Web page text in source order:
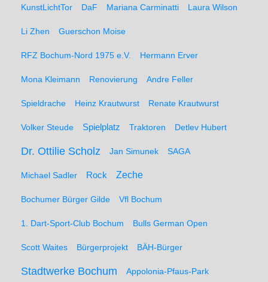
KunstLichtTor DaF Mariana Carminatti Laura Wilson
Li Zhen Guerschon Moise
RFZ Bochum-Nord 1975 e.V. Hermann Erver
Mona Kleimann Renovierung Andre Feller
Spieldrache Heinz Krautwurst Renate Krautwurst
Volker Steude Spielplatz Traktoren Detlev Hubert
Dr. Ottilie Scholz Jan Simunek SAGA
Michael Sadler Rock Zeche
Bochumer Bürger Gilde Vfl Bochum
1. Dart-Sport-Club Bochum Bulls German Open
Scott Waites Bürgerprojekt BÄH-Bürger
Stadtwerke Bochum Appolonia-Pfaus-Park